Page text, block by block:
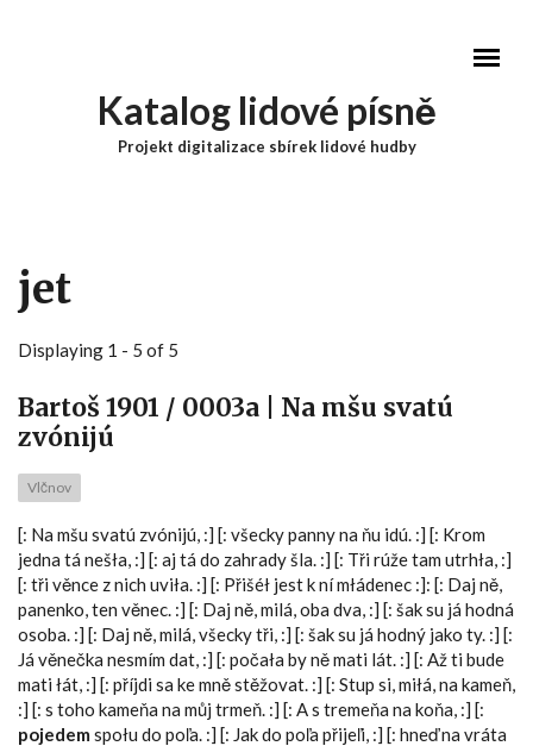
Katalog lidové písně
Projekt digitalizace sbírek lidové hudby
jet
Displaying 1 - 5 of 5
Bartoš 1901 / 0003a | Na mšu svatú
zvónijú
Vlčnov
[: Na mšu svatú zvónijú, :] [: všecky panny na ňu idú. :] [: Krom
jedna tá nešła, :] [: aj tá do zahrady šla. :] [: Tři rúže tam utrhła, :]
[: tři věnce z nich uviła. :] [: Přišéł jest k ní młádenec :]: [: Daj ně,
panenko, ten věnec. :] [: Daj ně, milá, oba dva, :] [: šak su já hodná
osoba. :] [: Daj ně, milá, všecky tři, :] [: šak su já hodný jako ty. :] [:
Já věnečka nesmím dat, :] [: počała by ně mati lát. :] [: Až ti bude
mati łát, :] [: příjdi sa ke mně stěžovat. :] [: Stup si, miłá, na kameň,
:] [: s toho kameňa na můj trmeň. :] [: A s tremeňa na koňa, :] [:
pojedem społu do poľa. :] [: Jak do poľa přijeľi, :] [: hneď na vráta